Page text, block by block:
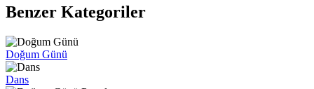
Benzer Kategoriler
Doğum Günü
Dans